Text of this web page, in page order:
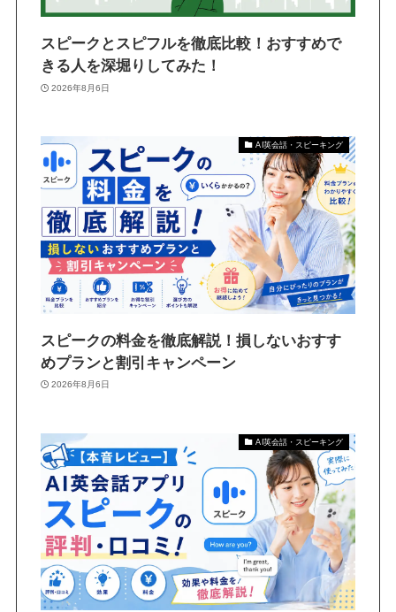
スピークとスピフルを徹底比較！おすすめで
きる人を深堀りしてみた！
2026年8月6日
AI英会話・スピーキング
スピークの料金を徹底解説！損しないおすす
めプランと割引キャンペーン
2026年8月6日
AI英会話・スピーキング